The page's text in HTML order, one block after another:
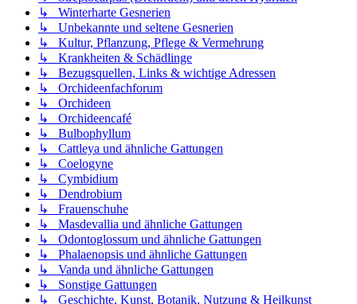
↳ Winterharte Gesnerien
↳ Unbekannte und seltene Gesnerien
↳ Kultur, Pflanzung, Pflege & Vermehrung
↳ Krankheiten & Schädlinge
↳ Bezugsquellen, Links & wichtige Adressen
↳ Orchideenfachforum
↳ Orchideen
↳ Orchideencafé
↳ Bulbophyllum
↳ Cattleya und ähnliche Gattungen
↳ Coelogyne
↳ Cymbidium
↳ Dendrobium
↳ Frauenschuhe
↳ Masdevallia und ähnliche Gattungen
↳ Odontoglossum und ähnliche Gattungen
↳ Phalaenopsis und ähnliche Gattungen
↳ Vanda und ähnliche Gattungen
↳ Sonstige Gattungen
↳ Geschichte, Kunst, Botanik, Nutzung & Heilkunst